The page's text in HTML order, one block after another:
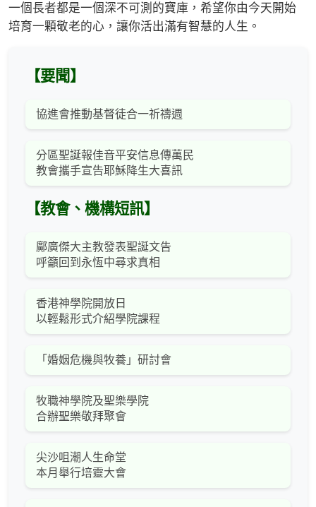
一個長者都是一個深不可測的寶庫，希望你由今天開始
培育一顆敬老的心，讓你活出滿有智慧的人生。
【要聞】
協進會推動基督徒合一祈禱週
分區聖誕報佳音平安信息傳萬民
教會攜手宣告耶穌降生大喜訊
【教會、機構短訊】
鄺廣傑大主教發表聖誕文告
呼籲回到永恆中尋求真相
香港神學院開放日
以輕鬆形式介紹學院課程
「婚姻危機與牧養」研討會
牧職神學院及聖樂學院
合辦聖樂敬拜聚會
尖沙咀潮人生命堂
本月舉行培靈大會